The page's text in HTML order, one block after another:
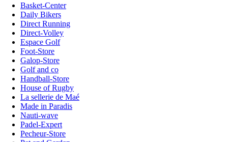
Basket-Center
Daily Bikers
Direct Running
Direct-Volley
Espace Golf
Foot-Store
Galop-Store
Golf and co
Handball-Store
House of Rugby
La sellerie de Maé
Made in Paradis
Nauti-wave
Padel-Expert
Pecheur-Store